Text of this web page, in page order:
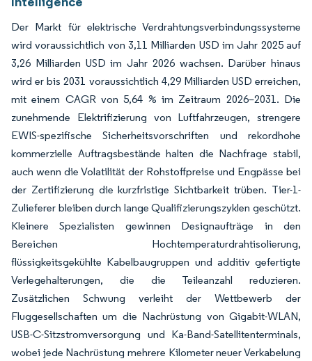
Der Markt für elektrische Verdrahtungsverbindungssysteme
wird voraussichtlich von 3,11 Milliarden USD im Jahr 2025 auf
3,26 Milliarden USD im Jahr 2026 wachsen. Darüber hinaus
wird er bis 2031 voraussichtlich 4,29 Milliarden USD erreichen,
mit einem CAGR von 5,64 % im Zeitraum 2026–2031. Die
zunehmende Elektrifizierung von Luftfahrzeugen, strengere
EWIS-spezifische Sicherheitsvorschriften und rekordhohe
kommerzielle Auftragsbestände halten die Nachfrage stabil,
auch wenn die Volatilität der Rohstoffpreise und Engpässe bei
der Zertifizierung die kurzfristige Sichtbarkeit trüben. Tier-1-
Zulieferer bleiben durch lange Qualifizierungszyklen geschützt.
Kleinere Spezialisten gewinnen Designaufträge in den
Bereichen Hochtemperaturdrahtisolierung,
flüssigkeitsgekühlte Kabelbaugruppen und additiv gefertigte
Verlegehalterungen, die die Teileanzahl reduzieren.
Zusätzlichen Schwung verleiht der Wettbewerb der
Fluggesellschaften um die Nachrüstung von Gigabit-WLAN,
USB-C-Sitzstromversorgung und Ka-Band-Satellitenterminals,
wobei jede Nachrüstung mehrere Kilometer neuer Verkabelung